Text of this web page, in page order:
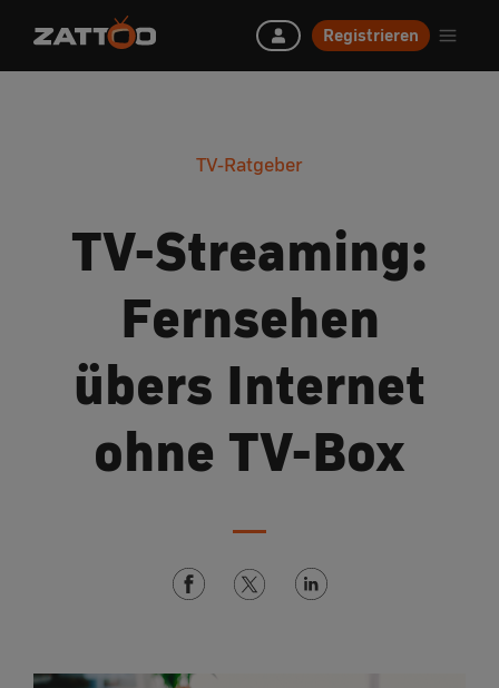
Registrieren
TV-Ratgeber
TV-Streaming:
Fernsehen
übers Internet
ohne TV-Box